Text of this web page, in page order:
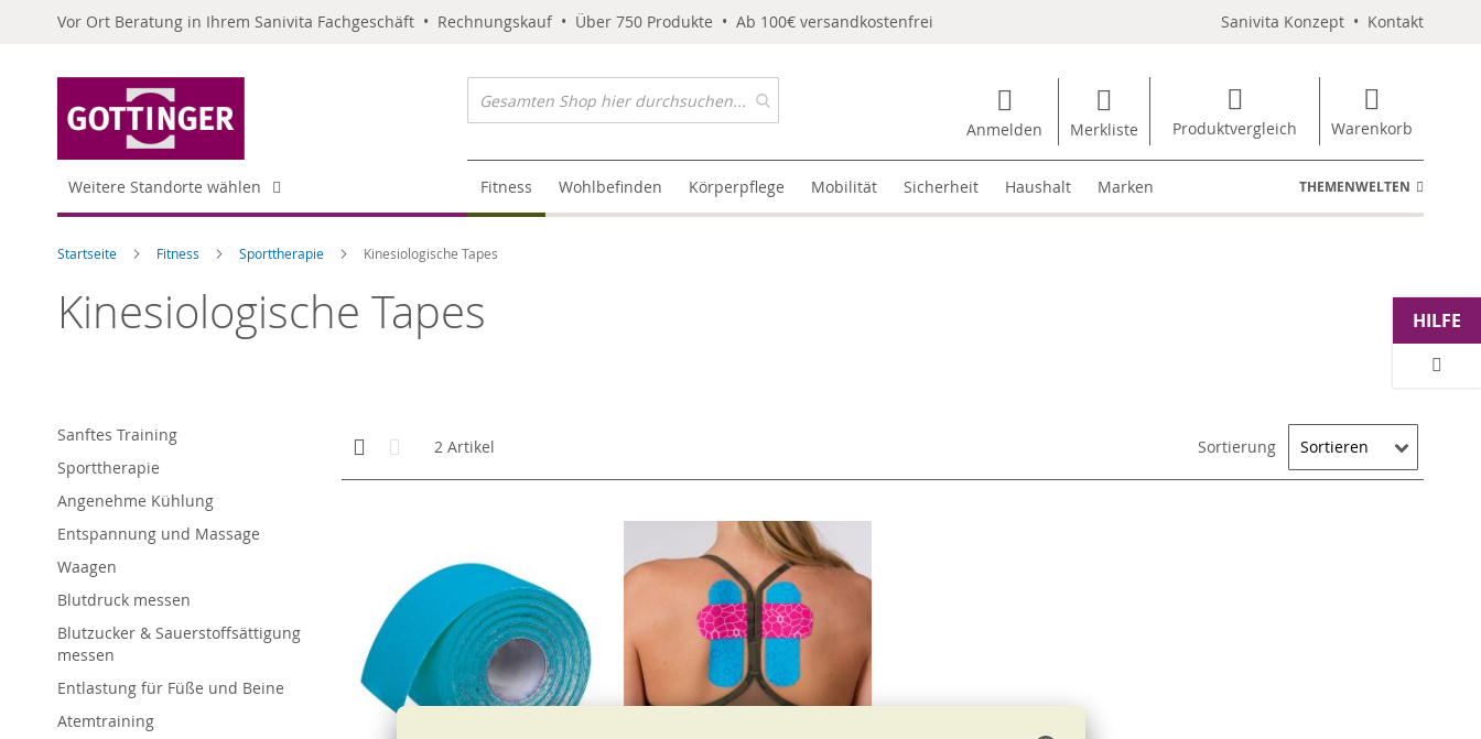
Vor Ort Beratung in Ihrem Sanivita Fachgeschäft • Rechnungskauf • Über 750 Produkte • Ab 100€ versandkostenfrei Sanivita Konzept • Kontakt
Anmelden Merkliste Produktvergleich Warenkorb
Weitere Standorte wählen Fitness Wohlbefinden Körperpflege Mobilität Sicherheit Haushalt Marken THEMENWELTEN
Startseite Fitness Sporttherapie Kinesiologische Tapes
Kinesiologische Tapes
Anzeigen
als
Kachelansicht
2 Artikel Sortierung
Sanftes Training
Sporttherapie
Angenehme Kühlung
Entspannung und Massage
Waagen
Blutdruck messen
Blutzucker & Sauerstoffsättigung
messen
Entlastung für Füße und Beine
Atemtraining
HILFE